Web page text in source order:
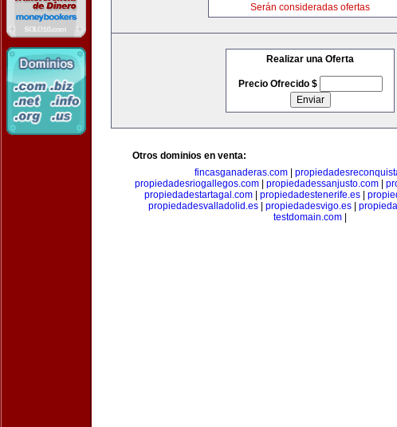
Serán consideradas ofertas
Realizar una Oferta
Precio Ofrecido $
Otros dominios en venta:
fincasganaderas.com|
propiedadesriogallegos.com| propiedadessanjusto.com|
propiedadestartagal.com| propiedadestenerife.es|
propiedadesvalladolid.es
propiedadesvigo.es
testdomain.com